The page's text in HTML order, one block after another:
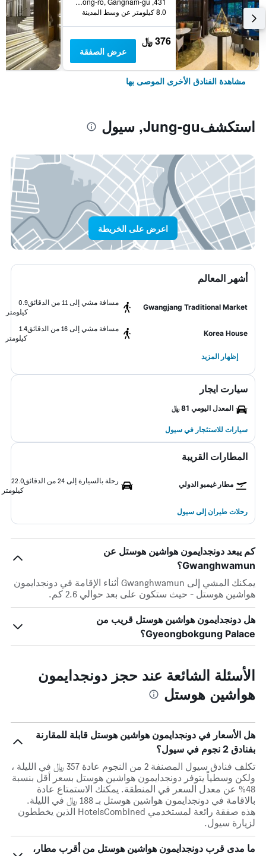
8.0 كيلومتر عن وسط المدينة
376 ﷼
عرض الصفقة
مشاهدة الفنادق الأخرى الموصى بها
استكشفJung-gu, سيول
اعرض على الخريطة
أشهر المعالم
Gwangjang Traditional Market
مسافة مشي إلى 11 من الدقائق
0.9
كيلومتر
Korea House
مسافة مشي إلى 16 من الدقائق
1.4
كيلومتر
إظهار المزيد
سيارت ايجار
المعدل اليومي 81 ﷼
سيارات للاستئجار في سيول
المطارات القريبة
مطار غيمبو الدولي رحلة بالسيارة إلى 24 من الدقائق
22.0
كيلومتر
رحلات طيران إلى سيول
كم يبعد دونجدايمون هواشين هوستل عن
Gwanghwamun؟
يمكنك المشي إلى Gwanghwamun أثناء الإقامة في دونجدايمون
هواشين هوستل - حيث ستكون على بعد حوالي 2.6 كم.
هل دونجدايمون هواشين هوستل قريب من
Gyeongbokgung Palace؟
الأسئلة الشائعة عند حجز دونجدايمون
هواشين هوستل
هل الأسعار في دونجدايمون هواشين هوستل قابلة للمقارنة
بفنادق 2 نجوم في سيول؟
تكلف فنادق سيول المصنفة 2 من النجوم عادة 357 ﷼ في الليلة ،
ولكن وسطياً يتوفر دونجدايمون هواشين هوستل بسعر أقل بنسبة
48% عن معدل السعر في المنطقة. يمكنك الاستمتاع عادة
بالاقامة في دونجدايمون هواشين هوستل بـ 188 ﷼ في الليلة.
هذه صفقة رائعة لمستخدمي HotelsCombined الذين يخططون
لزيارة سيول.
ما مدى قرب دونجدايمون هواشين هوستل من أقرب مطار،